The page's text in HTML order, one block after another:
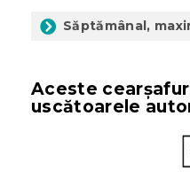
Săptămânal,
Aceste
uscătoarele